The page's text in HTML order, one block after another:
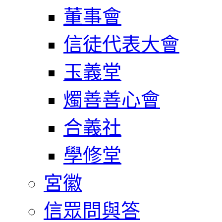
董事會
信徒代表大會
玉義堂
燭善善心會
合義社
學修堂
宮徽
信眾問與答